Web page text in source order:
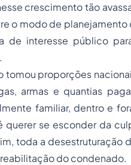
crescimento tão
o modo de
de interesse público
tomou proporções
armas e quantias
familiar, dentro e
querer se esconder da
toda a desestruturação
do condenado.